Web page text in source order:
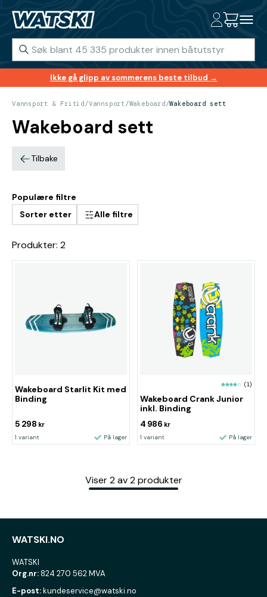
Ikke gå glipp av sommerens beste tilbud →
Vannsport & Fritid /Vannsport /Wakeboard /Wakeboard sett
Wakeboard sett
Tilbake
Populære filtre
Sorter etter
Alle filtre
Produkter: 2
Wakeboard Starlit Kit med
Binding
5 298 kr
1 variant På lager
(1)
Wakeboard Crank Junior
inkl. Binding
4 986 kr
1 variant På lager
Viser 2 av 2 produkter
WATSKI.NO
WATSKI
Org.nr:824 270 562 MVA
E-post:kundeservice@watski.no